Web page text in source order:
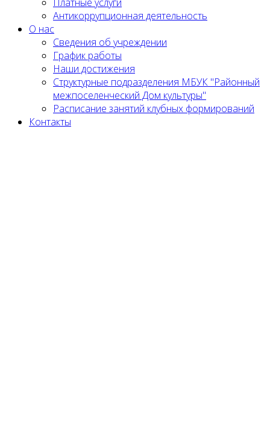
Антикоррупционная деятельность
О нас
Сведения об учреждении
График работы
Наши достижения
Структурные подразделения МБУК "Районный
межпоселенческий Дом культуры"
Расписание занятий клубных формирований
Контакты